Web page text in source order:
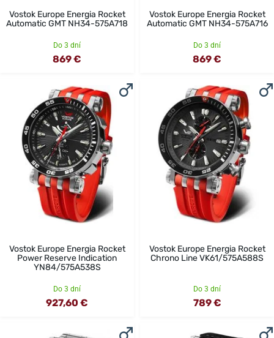
Vostok Europe Energia Rocket
Automatic GMT NH34-575A718
Do 3 dní
869 €
Vostok Europe Energia Rocket
Automatic GMT NH34-575A716
Do 3 dní
869 €
Vostok Europe Energia Rocket
Power Reserve Indication
YN84/575A538S
Do 3 dní
927,60 €
Vostok Europe Energia Rocket
Chrono Line VK61/575A588S
Do 3 dní
789 €